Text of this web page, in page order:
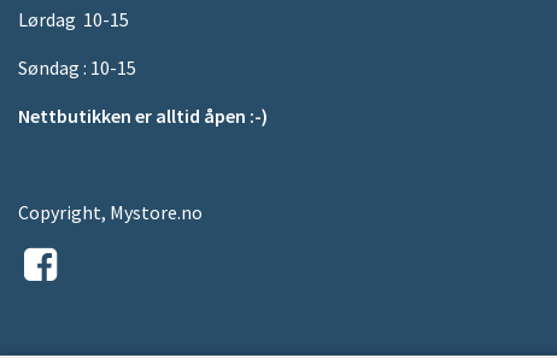
Lørdag 10-15
Søndag : 10-15
Nettbutikken er alltid åpen :-)
Copyright, Mystore.no